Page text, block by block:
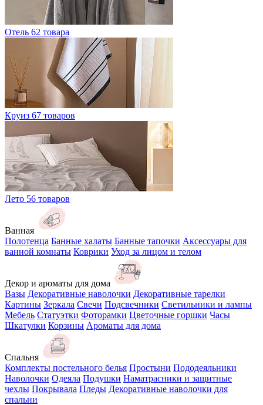
Отель 62 товара
Круиз 67 товаров
Лето 56 товаров
Ванная
Полотенца Банные халаты Банные тапочки Аксессуары для
ванной комнаты Коврики Уход за лицом и телом
Декор и ароматы для дома
Вазы Декоративные наволочки Декоративные тарелки
Картины Зеркала Свечи Подсвечники Светильники и лампы
Мебель Статуэтки Фоторамки Цветочные горшки Часы
Шкатулки Корзины Ароматы для дома
Спальня
Комплекты постельного белья Простыни Пододеяльники
Наволочки Одеяла Подушки Наматрасники и защитные
чехлы Покрывала Пледы Декоративные наволочки для
спальни